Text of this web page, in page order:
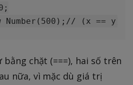
chặt (===), hai số trên
nữa, vì mặc dù giá trị